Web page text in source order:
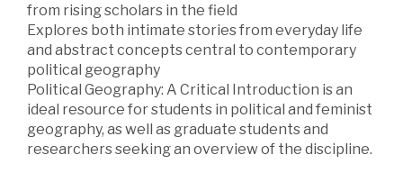
from rising scholars in the field
Explores both intimate stories from everyday life
and abstract concepts central to contemporary
political geography
Political Geography: A Critical Introduction is an
ideal resource for students in political and feminist
geography, as well as graduate students and
researchers seeking an overview of the discipline.